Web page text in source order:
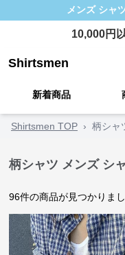
メンズ シャ
10,000円
Shirtsmen
新着商品
Shirtsmen TOP › 柄シャ
柄シャツ メンズ シ
96件の商品が見つかりま